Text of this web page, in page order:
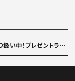
【Supreme 春夏活躍のデザインTシャツを多数取り扱い中！プレゼントラッピングにも無料でご対応】